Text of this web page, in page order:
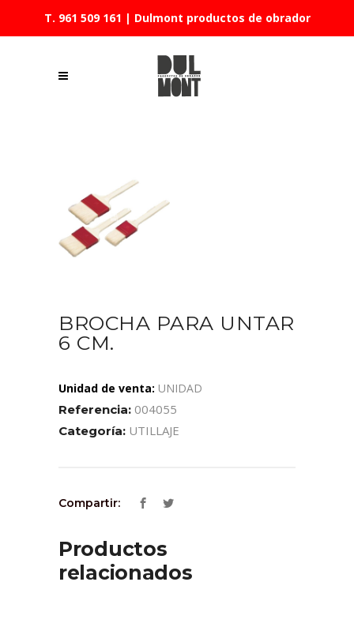
T. 961 509 161 | Dulmont productos de obrador
BROCHA PARA UNTAR
6 CM.
Unidad de venta: UNIDAD
Referencia: 004055
Categoría: UTILLAJE
Compartir:
Productos
relacionados